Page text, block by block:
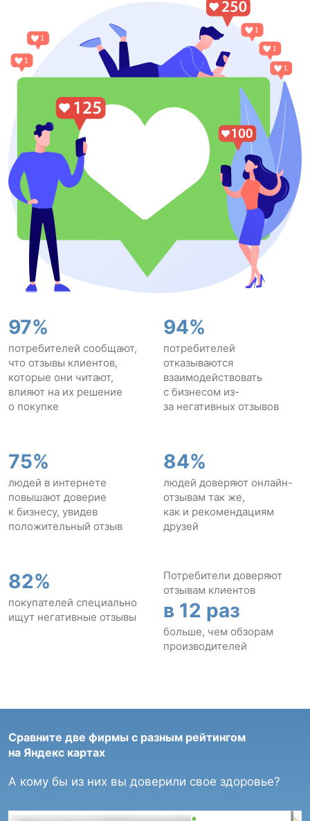
97%
потребителей сообщают,
что отзывы клиентов,
которые они читают,
влияют на их решение
о покупке
75%
людей в интернете
повышают доверие
к бизнесу, увидев
положительный отзыв
82%
покупателей специально
ищут негативные отзывы
94%
потребителей
отказываются
взаимодействовать
с бизнесом из-
за негативных отзывов
84%
людей доверяют онлайн-
отзывам так же,
как и рекомендациям
друзей
Потребители доверяют
отзывам клиентов
в 12 раз
больше, чем обзорам
производителей
Сравните две фирмы с разным рейтингом
на Яндекс картах
А кому бы из них вы доверили свое здоровье?